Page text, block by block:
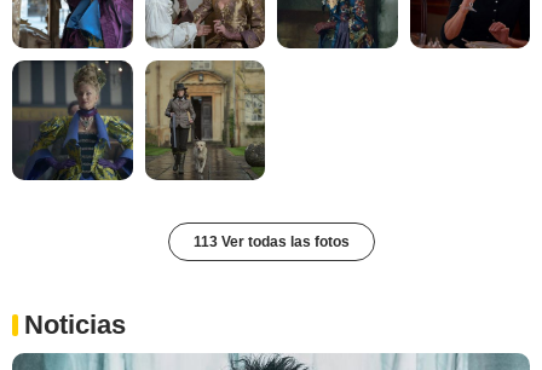
113 Ver todas las fotos
Noticias